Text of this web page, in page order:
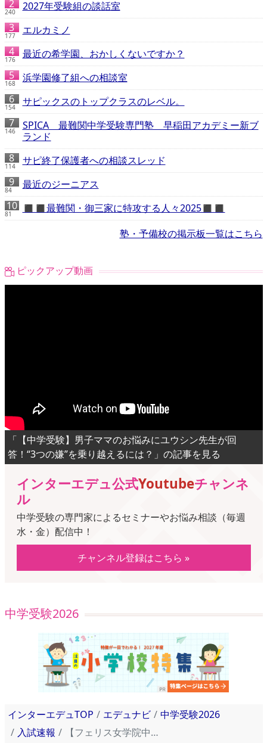
240 2027年受験組の談話室
177 エルカミノ
176 最近の希学園、おかしくないですか？
168 浜学園修了組への相談室
154 サピックスのトップクラスのレベル。
146
SPICA 最難関中学受験専門塾 早稲田アカデミー新ブ
ランド
114 サピ終了保護者への相談スレッド
84 最近のジーニアス
81
◼️◼️最難関・御三家に特攻する人々2025◼️◼️
塾・予備校の掲示板一覧はこちら
ピックアップ動画
「【中学受験】男子ママのお悩みにユウシン先生が回
答！“3つの嫌”を乗り越えるには？」の記事を見る
インターエデュ公式Youtubeチャンネ
ル
中学受験の専門家によるセミナーやお悩み相談（毎週
水・金）配信中！
チャンネル登録はこちら »
中学受験2026
インターエデュTOP エデュナビ
中学受験2026
入試速報
【フェリス女学院中学校】2025年入試問題・入試結果速報！